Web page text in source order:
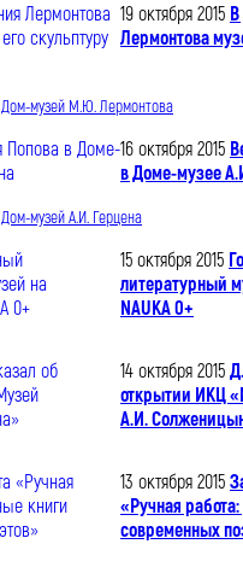
19 октября 2015
Лермонтова
Дом-музей М.Ю. Лермонтова
16 октября 2015
в Доме-музее
Дом-музей А.И. Герцена
15 октября 2015
литературный
NAUKA 0+
14 октября 2015
открытии ИКЦ
А.И.
13 октября 2015
«Ручная
современных